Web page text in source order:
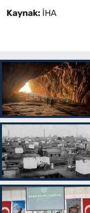
Kaynak: İHA